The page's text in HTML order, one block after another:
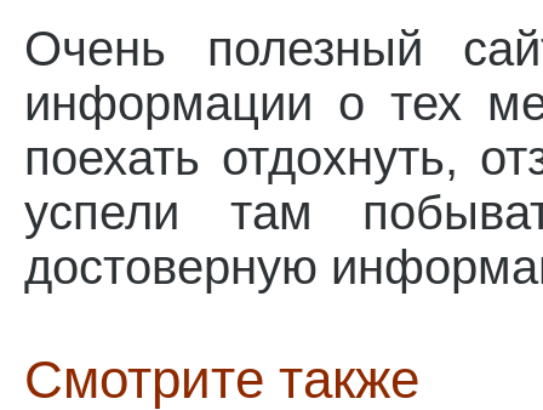
Очень полезный
информации о тех
поехать отдохнуть,
успели там
достоверную
Смотрите также